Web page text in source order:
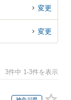
変更
変更
3件中 1-3件を表示